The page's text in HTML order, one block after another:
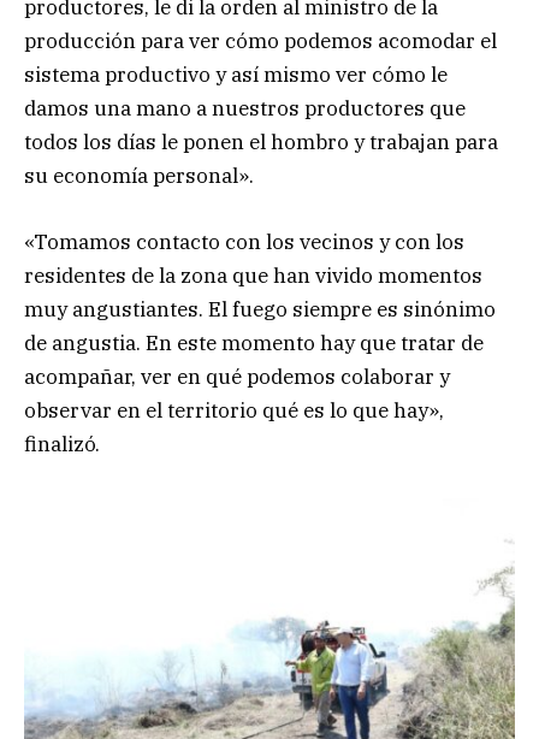
productores, le di la orden al ministro de la
producción para ver cómo podemos acomodar el
sistema productivo y así mismo ver cómo le
damos una mano a nuestros productores que
todos los días le ponen el hombro y trabajan para
su economía personal».
«Tomamos contacto con los vecinos y con los
residentes de la zona que han vivido momentos
muy angustiantes. El fuego siempre es sinónimo
de angustia. En este momento hay que tratar de
acompañar, ver en qué podemos colaborar y
observar en el territorio qué es lo que hay»,
finalizó.